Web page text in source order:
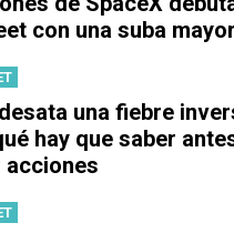
con una suba
una fiebre
hay que saber
acciones